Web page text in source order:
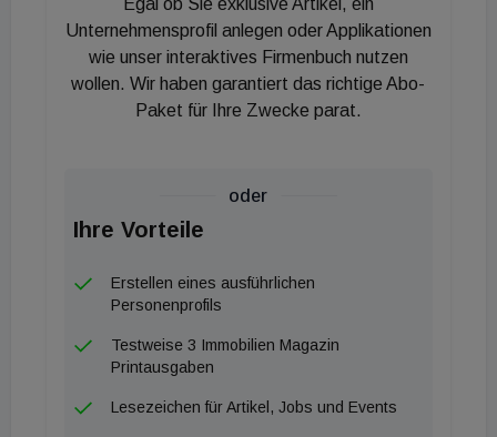
Egal ob Sie exklusive Artikel, ein
Unternehmensprofil anlegen oder Applikationen
wie unser interaktives Firmenbuch nutzen
wollen. Wir haben garantiert das richtige Abo-
Paket für Ihre Zwecke parat.
oder
Ihre Vorteile
Erstellen eines ausführlichen
Personenprofils
Testweise 3 Immobilien Magazin
Printausgaben
Lesezeichen für Artikel, Jobs und Events